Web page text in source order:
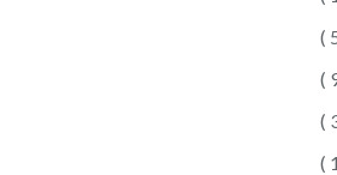
(
(
(
(